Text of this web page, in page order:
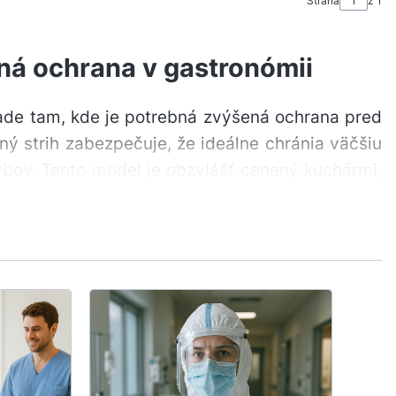
ochrana v gastronómii
tam, kde je potrebná zvýšená ochrana pred
strih zabezpečuje, že ideálne chránia väčšiu
Tento model je obzvlášť cenený kuchármi,
kuchyniach?
ochranu, čo má obrovský význam pri
chránila, ale nie tak dlhá, aby sťažovala